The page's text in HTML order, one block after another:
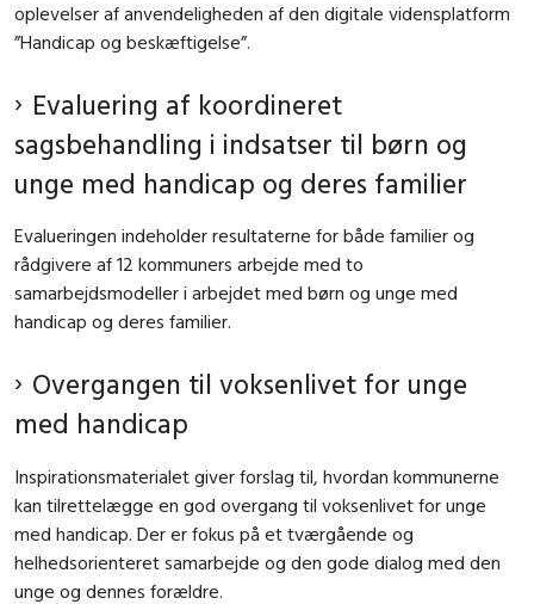
oplevelser af anvendeligheden af den digitale vidensplatform
”Handicap og beskæftigelse”.
Evaluering af koordineret
sagsbehandling i indsatser til børn og
unge med handicap og deres familier
Evalueringen indeholder resultaterne for både familier og
rådgivere af 12 kommuners arbejde med to
samarbejdsmodeller i arbejdet med børn og unge med
handicap og deres familier.
Overgangen til voksenlivet for unge
med handicap
Inspirationsmaterialet giver forslag til, hvordan kommunerne
kan tilrettelægge en god overgang til voksenlivet for unge
med handicap. Der er fokus på et tværgående og
helhedsorienteret samarbejde og den gode dialog med den
unge og dennes forældre.